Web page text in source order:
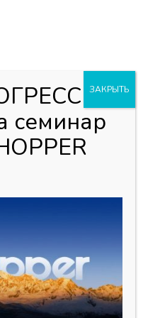
фурнитура
»
Dragon Box»
SBH40/GR
семинар
ЗАКРЫТЬ